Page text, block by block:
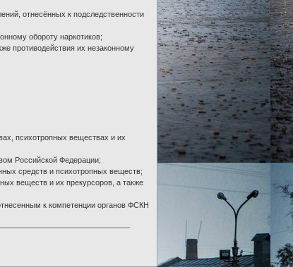
отнесённых к подследственности
обороту наркотиков;
противодействия их незаконному
психотропных веществах и их
Российской Федерации;
средств и психотропных веществ;
веществ и их прекурсоров, а также
к компетенции органов ФСКН